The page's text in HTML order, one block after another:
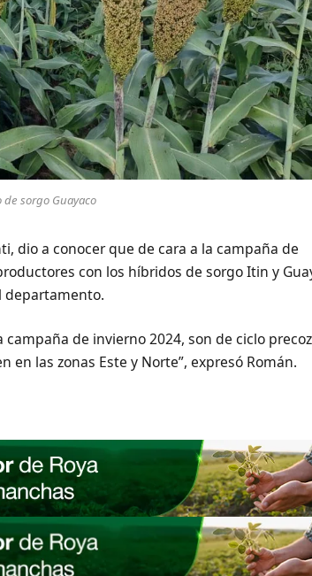
sorgo Guayaco
dio a conocer que de cara a la campaña de
con los híbridos de sorgo Itin y
departamento.
de invierno 2024, son de ciclo
las zonas Este y Norte”, expresó Román.